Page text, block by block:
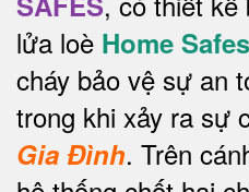
lửa loè Home Safes
cháy bảo vệ sự an
trong khi xảy ra sự
Gia Đình. Trên